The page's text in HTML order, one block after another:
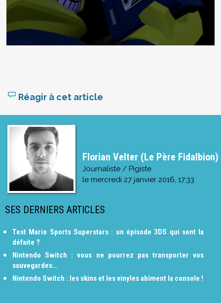
Réagir à cet article
Florian Velter (Le Père Fidalbion)
Journaliste / Pigiste
le mercredi 27 janvier 2016, 17:33
SES DERNIERS ARTICLES
Test Mario Sports Superstars : un épisode 3DS qui sent la
défaite ?
Nintendo Switch : vous ne pourrez pas transporter vos
sauvegardes...
Nintendo Switch : les skins et les vinyles abîment la console !